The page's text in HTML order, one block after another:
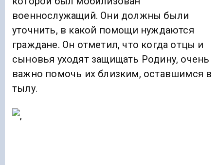
военнослужащий. Они должны были
уточнить, в какой помощи нуждаются
граждане. Он отметил, что когда отцы и
сыновья уходят защищать Родину, очень
важно помочь их близким, оставшимся в
тылу.